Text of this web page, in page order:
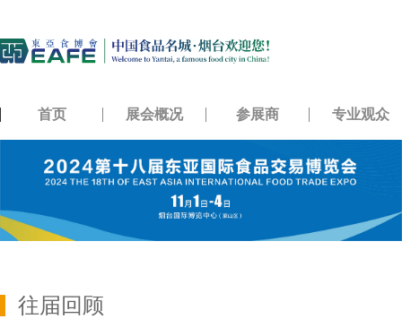
首页 展会概况 参展商 专业观众
往届回顾